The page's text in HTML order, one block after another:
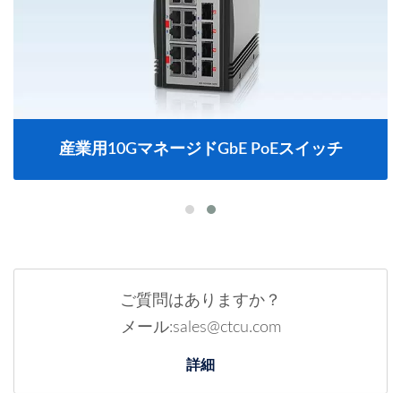
産業用10GマネージドGbE PoEスイッチ
ご質問はありますか？
メール:sales@ctcu.com
詳細